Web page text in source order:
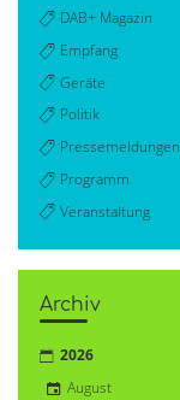
DAB+ Magazin
Empfang
Geräte
Politik
Pressemeldungen
Programm
Veranstaltung
Archiv
2026
August